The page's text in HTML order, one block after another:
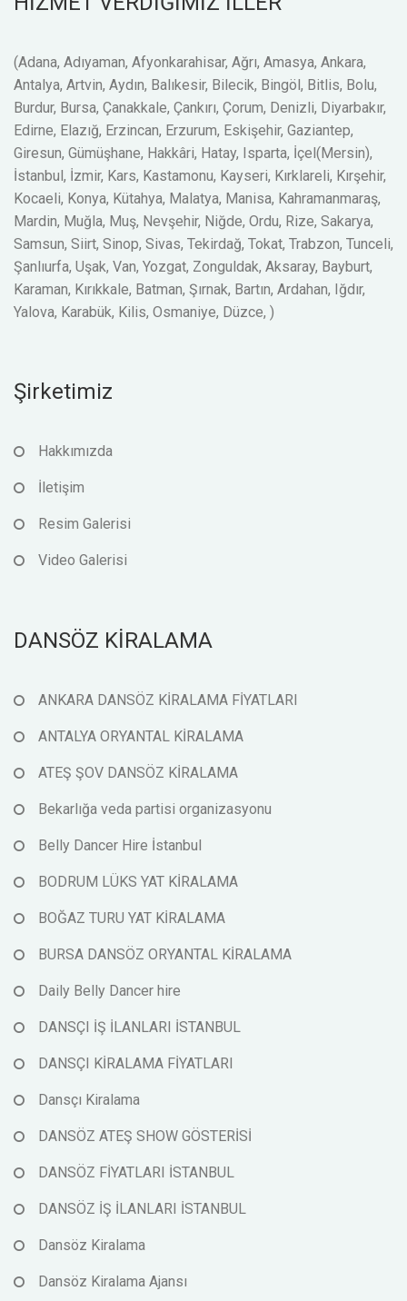
(Adana, Adıyaman, Afyonkarahisar, Ağrı, Amasya, Ankara,
Antalya, Artvin, Aydın, Balıkesir, Bilecik, Bingöl, Bitlis, Bolu,
Burdur, Bursa, Çanakkale, Çankırı, Çorum, Denizli, Diyarbakır,
Edirne, Elazığ, Erzincan, Erzurum, Eskişehir, Gaziantep,
Giresun, Gümüşhane, Hakkâri, Hatay, Isparta, İçel(Mersin),
İstanbul, İzmir, Kars, Kastamonu, Kayseri, Kırklareli, Kırşehir,
Kocaeli, Konya, Kütahya, Malatya, Manisa, Kahramanmaraş,
Mardin, Muğla, Muş, Nevşehir, Niğde, Ordu, Rize, Sakarya,
Samsun, Siirt, Sinop, Sivas, Tekirdağ, Tokat, Trabzon, Tunceli,
Şanlıurfa, Uşak, Van, Yozgat, Zonguldak, Aksaray, Bayburt,
Karaman, Kırıkkale, Batman, Şırnak, Bartın, Ardahan, Iğdır,
Yalova, Karabük, Kilis, Osmaniye, Düzce, )
Şirketimiz
Hakkımızda
İletişim
Resim Galerisi
Video Galerisi
DANSÖZ KİRALAMA
ANKARA DANSÖZ KİRALAMA FİYATLARI
ANTALYA ORYANTAL KİRALAMA
ATEŞ ŞOV DANSÖZ KİRALAMA
Bekarlığa veda partisi organizasyonu
Belly Dancer Hire İstanbul
BODRUM LÜKS YAT KİRALAMA
BOĞAZ TURU YAT KİRALAMA
BURSA DANSÖZ ORYANTAL KİRALAMA
Daily Belly Dancer hire
DANSÇI İŞ İLANLARI İSTANBUL
DANSÇI KİRALAMA FİYATLARI
Dansçı Kiralama
DANSÖZ ATEŞ SHOW GÖSTERİSİ
DANSÖZ FİYATLARI İSTANBUL
DANSÖZ İŞ İLANLARI İSTANBUL
Dansöz Kiralama
Dansöz Kiralama Ajansı